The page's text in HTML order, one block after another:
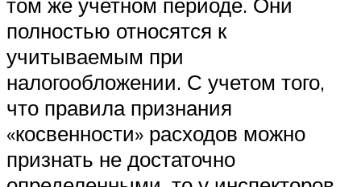
полностью относятся к
учитываемым при
налогообложении. С учетом того,
что правила признания
«косвенности» расходов можно
признать не достаточно